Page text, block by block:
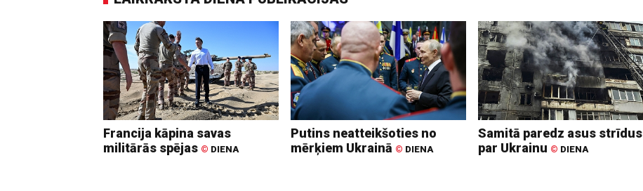
Francija kāpina savas
militārās spējas © DIENA
Putins neatteikšoties no
mērķiem Ukrainā © DIENA
Samitā paredz asus strīdus
par Ukrainu © DIENA